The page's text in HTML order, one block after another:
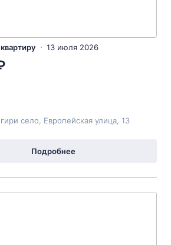
13 июля 2026
село, Европейская улица, 13
Подробнее